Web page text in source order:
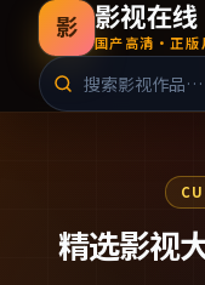
影 影视在线
国产高清·正版
精选影视